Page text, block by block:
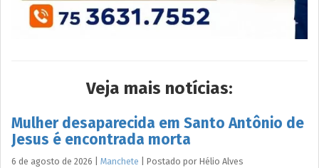
Veja mais notícias:
Mulher desaparecida em Santo Antônio de
Jesus é encontrada morta
6 de agosto de 2026 Manchete Postado por Hélio Alves